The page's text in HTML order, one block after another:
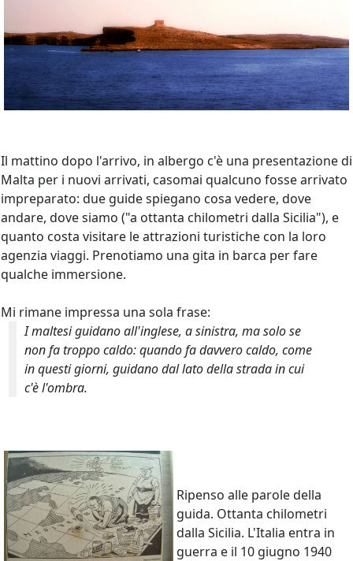
Il mattino dopo l'arrivo, in albergo c'è una presentazione di
Malta per i nuovi arrivati, casomai qualcuno fosse arrivato
impreparato: due guide spiegano cosa vedere, dove
andare, dove siamo ("a ottanta chilometri dalla Sicilia"), e
quanto costa visitare le attrazioni turistiche con la loro
agenzia viaggi. Prenotiamo una gita in barca per fare
qualche immersione.
Mi rimane impressa una sola frase:
I maltesi guidano all'inglese, a sinistra, ma solo se
non fa troppo caldo: quando fa davvero caldo, come
in questi giorni, guidano dal lato della strada in cui
c'è l'ombra.
Ripenso alle parole della
guida. Ottanta chilometri
dalla Sicilia. L'Italia entra in
guerra e il 10 giugno 1940